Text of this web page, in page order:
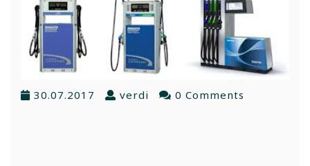
30.07.2017 verdi 0 Comments